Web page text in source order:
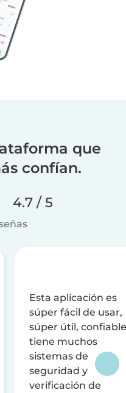
que
confían.
4.7 / 5
Esta aplicación es
súper fácil de usar,
súper útil,
tiene muchos
sistemas de
seguridad y
verificación de